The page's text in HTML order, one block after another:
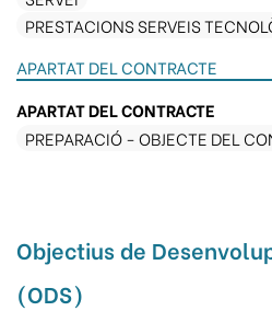
PRESTACIONS SERVEIS
APARTAT DEL CONTRACTE
APARTAT DEL CONTRACTE
PREPARACIÓ - OBJECTE DEL
Objectius de
(ODS)